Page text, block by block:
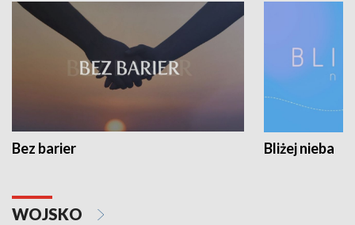
Bez barier Bliżej nieba
WOJSKO